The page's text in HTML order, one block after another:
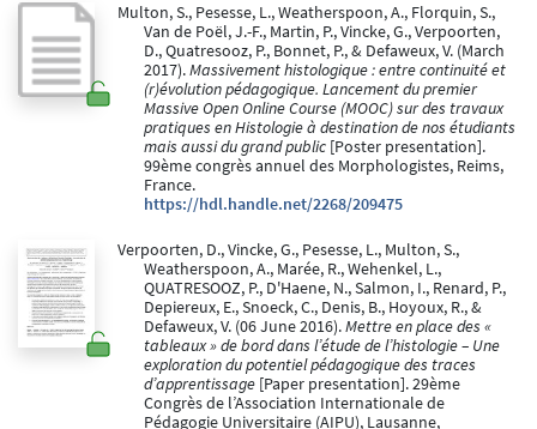
Multon, S., Pesesse, L., Weatherspoon, A., Florquin, S.,
Van de Poël, J.-F., Martin, P., Vincke, G., Verpoorten,
D., Quatresooz, P., Bonnet, P., & Defaweux, V. (March
2017).Massivement histologique : entre continuité et
(r)évolution pédagogique. Lancement du premier
Massive Open Online Course (MOOC) sur des travaux
pratiques en Histologie à destination de nos étudiants
mais aussi du grand public [Poster presentation].
99ème congrès annuel des Morphologistes, Reims,
France.
https://hdl.handle.net/2268/209475
Verpoorten, D., Vincke, G., Pesesse, L., Multon, S.,
Weatherspoon, A., Marée, R., Wehenkel, L.,
QUATRESOOZ, P., D'Haene, N., Salmon, I., Renard, P.,
Depiereux, E., Snoeck, C., Denis, B., Hoyoux, R., &
Defaweux, V. (06 June 2016).Mettre en place des «
tableaux » de bord dans l’étude de l’histologie – Une
exploration du potentiel pédagogique des traces
d’apprentissage [Paper presentation]. 29ème
Congrès de l’Association Internationale de
Pédagogie Universitaire (AIPU), Lausanne,